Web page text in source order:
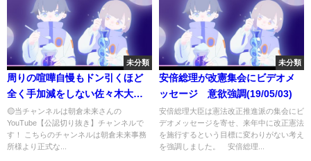
未分類
周りの喧嘩自慢もドン引くほど
全く手加減をしない佐々木大
【切り抜き/青汁王
子/BreakingDown/へずまりゅ
う/クレベル/こめお/瓜田純士/井
🟡当チャンネルは朝倉未来さんの
YouTube【公認切り抜き】チャンネルで
す！ こちらのチャンネルは朝倉未来事務
所様より正式な...
未分類
安倍総理が改憲集会にビデオメ
ッセージ 意欲強調(19/05/03)
安倍総理大臣は憲法改正推進派の集会にビ
デオメッセージを寄せ、来年中に改正憲法
を施行するという目標に変わりがない考え
を強調しました。 安倍総理...